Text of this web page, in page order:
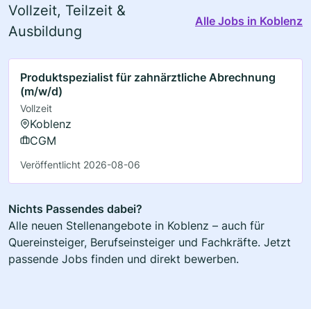
Vollzeit, Teilzeit &
Ausbildung
Alle Jobs in Koblenz
Produktspezialist für zahnärztliche Abrechnung
(m/w/d)
Vollzeit
Koblenz
CGM
Veröffentlicht 2026-08-06
Nichts Passendes dabei?
Alle neuen Stellenangebote in Koblenz – auch für
Quereinsteiger, Berufseinsteiger und Fachkräfte. Jetzt
passende Jobs finden und direkt bewerben.